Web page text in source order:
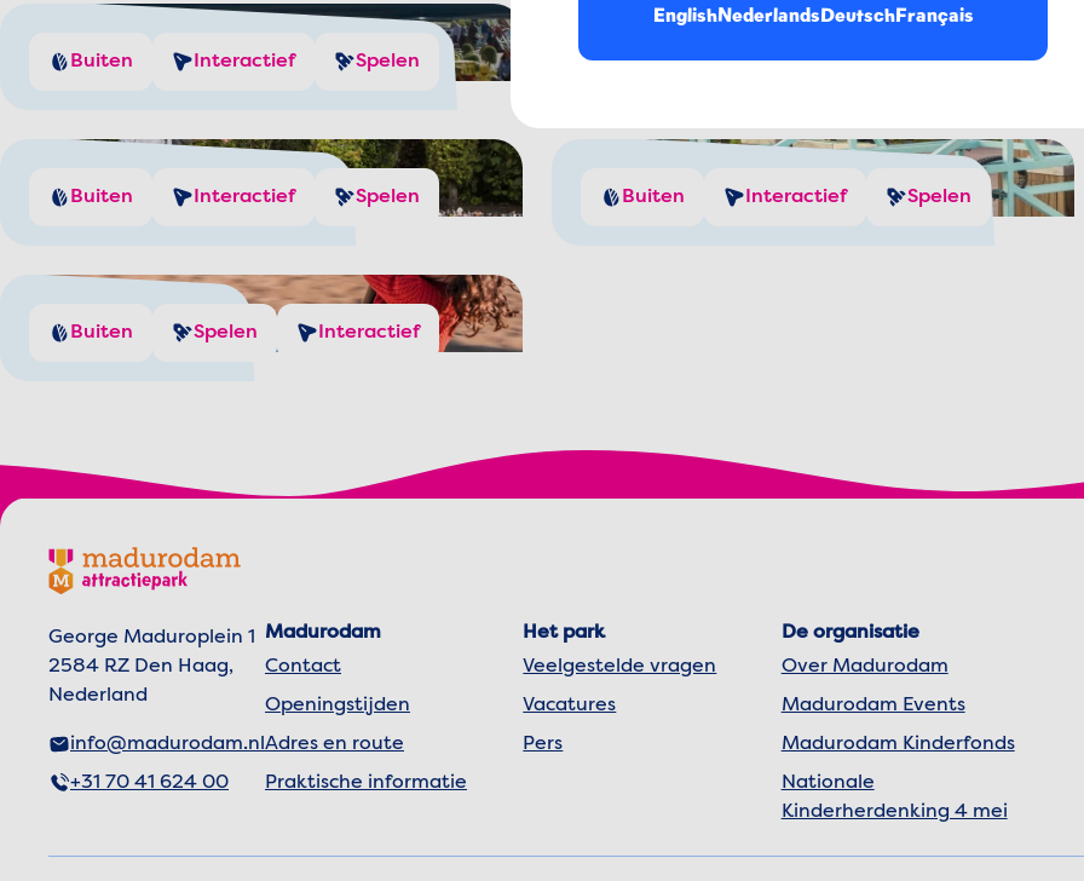
Wek zelf windenergie op
Buiten Interactief Spelen Speel met water
Buiten Spelen Interactief
Mix je eigen beats
Buiten Interactief Spelen Regel het havenverkeer
Buiten Interactief Spelen
Speeltuinen
Buiten Spelen Interactief
Footer menu
Madurodam logo, naar de homepage
George Maduroplein 1
2584 RZ Den Haag,
Nederland
info@madurodam.nl
+31 70 41 624 00
Madurodam
Contact
Openingstijden
Adres en route
Praktische informatie
Het park
Veelgestelde vragen
Vacatures
Pers
De organisatie
Over Madurodam
Madurodam Events
Madurodam Kinderfonds
Nationale
Kinderherdenking 4 mei
EnglishNederlandsDeutschFrançais